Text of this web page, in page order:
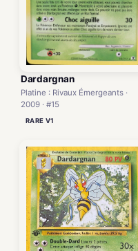
Dardargnan
Platine : Rivaux Émergeants ·
2009 · #15
RARE V1